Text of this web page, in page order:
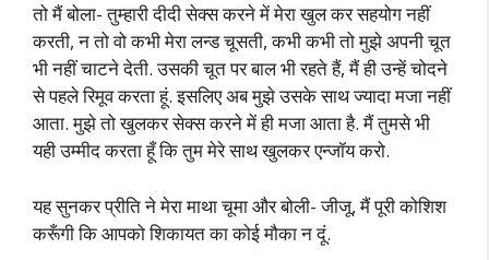
तो मैं बोला- तुम्हारी दीदी सेक्स करने में मेरा खुल कर सहयोग नहीं
करती, न तो वो कभी मेरा लन्ड चूसती, कभी कभी तो मुझे अपनी चूत
भी नहीं चाटने देती. उसकी चूत पर बाल भी रहते हैं, मैं ही उन्हें चोदने
से पहले रिमूव करता हूं. इसलिए अब मुझे उसके साथ ज्यादा मजा नहीं
आता. मुझे तो खुलकर सेक्स करने में ही मजा आता है. मैं तुमसे भी
यही उम्मीद करता हूँ कि तुम मेरे साथ खुलकर एन्जॉय करो.
यह सुनकर प्रीति ने मेरा माथा चूमा और बोली- जीजू, मैं पूरी कोशिश
करूँगी कि आपको शिकायत का कोई मौका न दूं.